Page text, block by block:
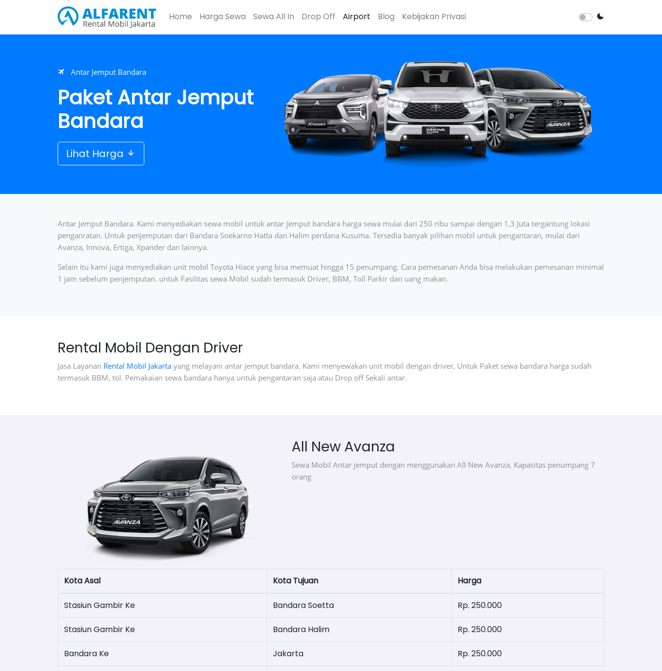
Home Harga Sewa Sewa All In Drop Off Airport Blog Kebijakan Privasi
Antar Jemput Bandara
Paket Antar Jemput
Bandara
Lihat Harga
Antar Jemput Bandara. Kami menyediakan sewa mobil untuk antar jemput bandara harga sewa mulai dari 250 ribu sampai dengan 1,3 Juta tergantung lokasi
penganratan. Untuk penjemputan dari Bandara Soekarno Hatta dan Halim perdana Kusuma. Tersedia banyak pilihan mobil untuk pengantaran, mulai dari
Avanza, Innova, Ertiga, Xpander dan lainnya.
Selain itu kami juga menyediakan unit mobil Toyota Hiace yang bisa memuat hingga 15 penumpang. Cara pemesanan Anda bisa melakukan pemesanan minimal
1 jam sebelum penjemputan. untuk Fasilitas sewa Mobil sudah termasuk Driver, BBM, Toll Parkir dan uang makan.
Rental Mobil Dengan Driver
Jasa Layanan Rental Mobil Jakarta yang melayani antar jemput bandara. Kami menyewakan unit mobil dengan driver, Untuk Paket sewa bandara harga sudah
termasuk BBM, tol. Pemakaian sewa bandara hanya untuk pengantaran saja atau Drop off Sekali antar.
All New Avanza
Sewa Mobil Antar jemput dengan menggunakan All New Avanza, Kapasitas penumpang 7
orang
Kota Asal Kota Tujuan Harga
Stasiun Gambir Ke Bandara Soetta Rp. 250.000
Stasiun Gambir Ke Bandara Halim Rp. 250.000
Bandara Ke Jakarta Rp. 250.000